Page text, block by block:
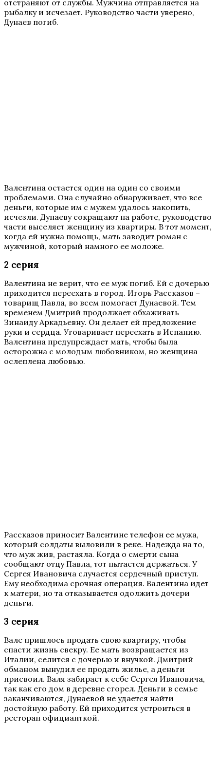
отстраняют от службы. Мужчина отправляется на
рыбалку и исчезает. Руководство части уверено,
Дунаев погиб.
Валентина остается один на один со своими
проблемами. Она случайно обнаруживает, что все
деньги, которые им с мужем удалось накопить,
исчезли. Дунаеву сокращают на работе, руководство
части выселяет женщину из квартиры. В тот момент,
когда ей нужна помощь, мать заводит роман с
мужчиной, который намного ее моложе.
2 серия
Валентина не верит, что ее муж погиб. Ей с дочерью
приходится переехать в город. Игорь Рассказов –
товарищ Павла, во всем помогает Дунаевой. Тем
временем Дмитрий продолжает обхаживать
Зинаиду Аркадьевну. Он делает ей предложение
руки и сердца. Уговаривает переехать в Испанию.
Валентина предупреждает мать, чтобы была
осторожна с молодым любовником, но женщина
ослеплена любовью.
Рассказов приносит Валентине телефон ее мужа,
который солдаты выловили в реке. Надежда на то,
что муж жив, растаяла. Когда о смерти сына
сообщают отцу Павла, тот пытается держаться. У
Сергея Ивановича случается сердечный приступ.
Ему необходима срочная операция. Валентина идет
к матери, но та отказывается одолжить дочери
деньги.
3 серия
Вале пришлось продать свою квартиру, чтобы
спасти жизнь свекру. Ее мать возвращается из
Италии, селится с дочерью и внучкой. Дмитрий
обманом вынудил ее продать жилье, а деньги
присвоил. Валя забирает к себе Сергея Ивановича,
так как его дом в деревне сгорел. Деньги в семье
заканчиваются, Дунаевой не удается найти
достойную работу. Ей приходится устроиться в
ресторан официанткой.